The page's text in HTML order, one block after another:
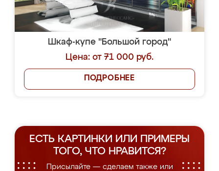
Шкаф-купе "Большой город"
Цена: от 71 000 руб.
ПОДРОБНЕЕ
ЕСТЬ КАРТИНКИ ИЛИ ПРИМЕРЫ
ТОГО, ЧТО НРАВИТСЯ?
Присылайте — сделаем также или